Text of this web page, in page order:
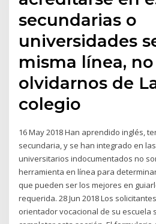
secundarias o
universidades
misma línea,
olvidarnos de
colegio
16 May 2018 Han aprendido inglés,
secundaria, y se han integrado en
universitarios indocumentados no
herramienta en línea para
que pueden ser los mejores en
requerida. 28 Jun 2018 Los
orientador vocacional de su escuela